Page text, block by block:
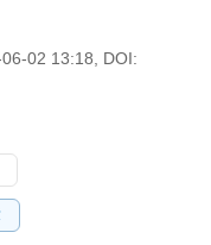
02 13:18
DOI: